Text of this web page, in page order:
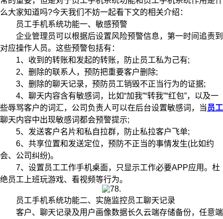
么大家知道吗?今天我们不妨一起看下文的相关介绍：
员工手机系统功能一、敏感预警
企业管理员可以根据后设置风险预警信息，第一时间追责到
对应操作人员。这些预警包括有：
1、收到的转账和发起的转账，防止员工私为己有;
2、删除的联系人，预防把重要客户删除;
3、删除的聊天记录，预防员工销毁不正当行为的证据;
4、聊天内容含有敏感词，比如“加我”“转我”“红包”，以及一
些辱骂客户的词汇，公司负责人可以在后台设置敏感词，当 员工
聊天内容中出现敏感词都会预警提示;
5、发送客户名片和私自拉群，防止私拉客户飞单;
6、共享位置和发送定位，预防不正当的事情发生(比如约
会、公司纠纷)。
7、设置员工工作手机桌面，只显示工作必要APP应用。杜
绝员工上班玩游戏、看视频等行为。
员工手机系统功能二、实施监控员工聊天记录
客户、聊天记录及用户画像数据长久云端存储备份，任意端